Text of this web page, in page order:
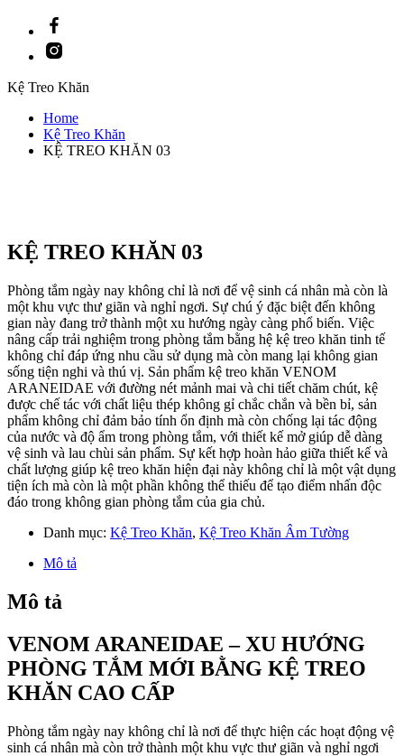
Kệ Treo Khăn
Home
Kệ Treo Khăn
KỆ TREO KHĂN 03
KỆ TREO KHĂN 03
Phòng tắm ngày nay không chỉ là nơi để vệ sinh cá nhân mà còn là
một khu vực thư giãn và nghỉ ngơi. Sự chú ý đặc biệt đến không
gian này đang trở thành một xu hướng ngày càng phổ biến. Việc
nâng cấp trải nghiệm trong phòng tắm bằng hệ kệ treo khăn tinh tế
không chỉ đáp ứng nhu cầu sử dụng mà còn mang lại không gian
sống tiện nghi và thú vị. Sản phẩm kệ treo khăn VENOM
ARANEIDAE với đường nét mảnh mai và chi tiết chăm chút, kệ
được chế tác với chất liệu thép không gỉ chắc chắn và bền bỉ, sản
phẩm không chỉ đảm bảo tính ổn định mà còn chống lại tác động
của nước và độ ẩm trong phòng tắm, với thiết kế mở giúp dễ dàng
vệ sinh và lau chùi sản phẩm. Sự kết hợp hoàn hảo giữa thiết kế và
chất lượng giúp kệ treo khăn hiện đại này không chỉ là một vật dụng
tiện ích mà còn là một phần không thể thiếu để tạo điểm nhấn độc
đáo trong không gian phòng tắm của gia chủ.
Danh mục: Kệ Treo Khăn, Kệ Treo Khăn Âm Tường
Mô tả
Mô tả
VENOM ARANEIDAE – XU HƯỚNG
PHÒNG TẮM MỚI BẰNG KỆ TREO
KHĂN CAO CẤP
Phòng tắm ngày nay không chỉ là nơi để thực hiện các hoạt động vệ
sinh cá nhân mà còn trở thành một khu vực thư giãn và nghỉ ngơi